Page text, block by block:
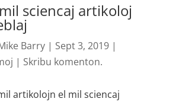
sciencaj artikoloj
Barry | Sept 3, 2019 |
| Skribu komenton.
artikolojn el mil sciencaj